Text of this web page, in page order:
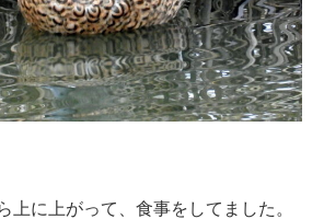
上に上がって、食事をしてました。